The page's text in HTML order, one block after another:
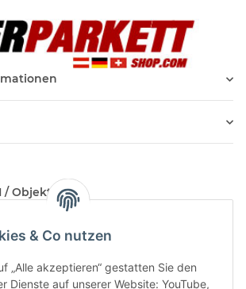
& Co nutzen
„Alle akzeptieren“ gestatten Sie den
Dienste auf unserer Website: YouTube,
/ Objekt 17